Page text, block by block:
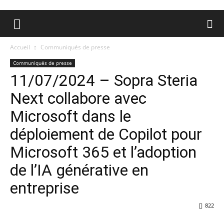
Accueil Communiqués de presse
Communiqués de presse
11/07/2024 – Sopra Steria
Next collabore avec
Microsoft dans le
déploiement de Copilot pour
Microsoft 365 et l’adoption
de l’IA générative en
entreprise
822